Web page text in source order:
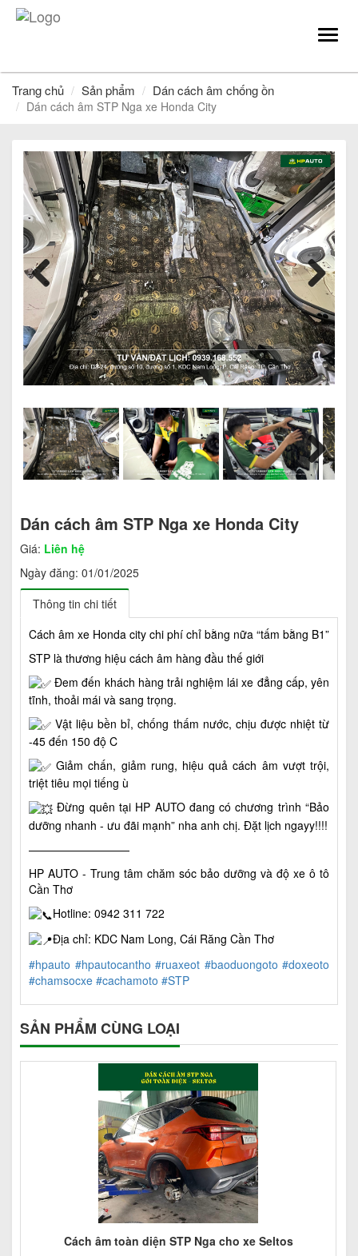
Trang chủ Sản phẩm Dán cách âm chống ồn
Dán cách âm STP Nga xe Honda City
Previous Next
Next
Dán cách âm STP Nga xe Honda City
Giá: Liên hệ
Ngày đăng: 01/01/2025
Thông tin chi tiết
Cách âm xe Honda city chi phí chỉ bằng nữa “tấm bằng B1”
STP là thương hiệu cách âm hàng đầu thế giới
Đem đến khách hàng trải nghiệm lái xe đẳng cấp, yên
tĩnh, thoải mái và sang trọng.
Vật liệu bền bỉ, chống thấm nước, chịu được nhiệt từ
-45 đến 150 độ C
Giảm chấn, giảm rung, hiệu quả cách âm vượt trội,
triệt tiêu mọi tiếng ù
Đừng quên tại HP AUTO đang có chương trình “Bảo
dưỡng nhanh - ưu đãi mạnh” nha anh chị. Đặt lịch ngayy!!!!
—————————
HP AUTO - Trung tâm chăm sóc bảo dưỡng và độ xe ô tô
Cần Thơ
Hotline: 0942 311 722
Địa chỉ: KDC Nam Long, Cái Răng Cần Thơ
#hpauto #hpautocantho #ruaxeot #baoduongoto #doxeoto
#chamsocxe #cachamoto #STP
SẢN PHẨM CÙNG LOẠI
Cách âm toàn diện STP Nga cho xe Seltos